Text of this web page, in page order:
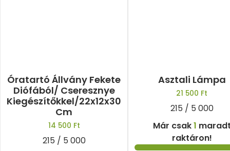
Óratartó Állvány Fekete
Diófából/ Cseresznye
Kiegészítőkkel/22x12x30
Cm
14 500 Ft
215 / 5 000
Asztali Lámpa
21 500 Ft
215 / 5 000
Már csak1
raktáron!